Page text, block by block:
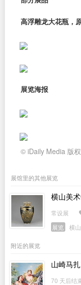
高浮雕龙大花瓶，
展览海报
© iDaily Media 版权
展馆里的其他展览
横山美
常设展
展览
横
附近的展览
山崎马
70 天后结